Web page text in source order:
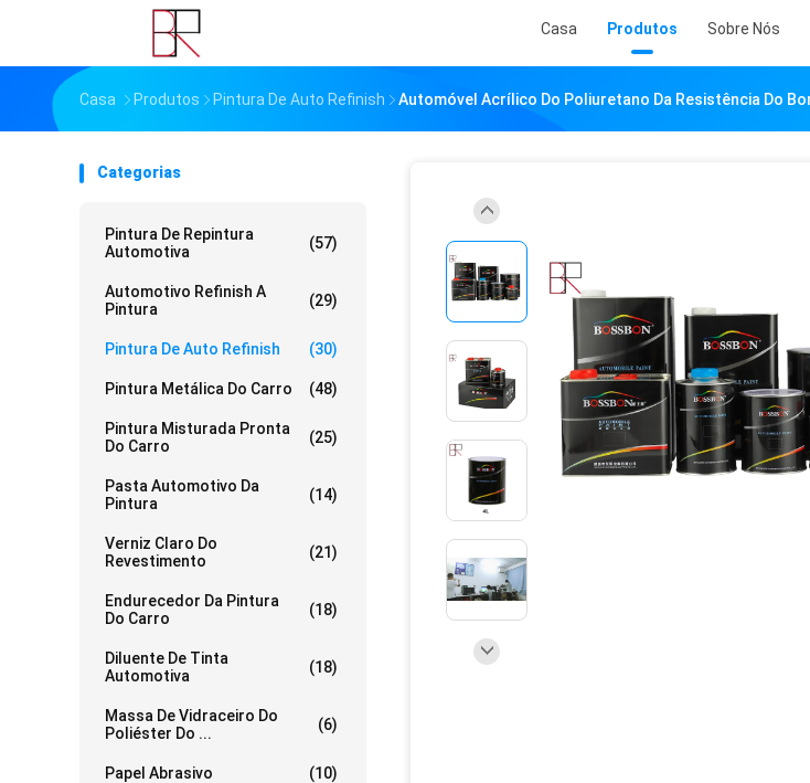
Casa Produtos Sobre Nós
Casa Produtos Pintura De Auto Refinish Automóvel Acrílico Do Poliuretano Da Resistência Do
Categorias
Pintura De Repintura
Automotiva
(57)
Automotivo Refinish A
Pintura
(29)
Pintura De Auto Refinish (30)
Pintura Metálica Do Carro (48)
Pintura Misturada Pronta
Do Carro
(25)
Pasta Automotivo Da
Pintura
(14)
Verniz Claro Do
Revestimento
(21)
Endurecedor Da Pintura
Do Carro
(18)
Diluente De Tinta
Automotiva
(18)
Massa De Vidraceiro Do
Poliéster Do ...
(6)
Papel Abrasivo (10)